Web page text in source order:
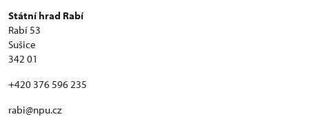
Státní hrad Rabí
Rabí 53
Sušice
342 01
+420 376 596 235
rabi@npu.cz